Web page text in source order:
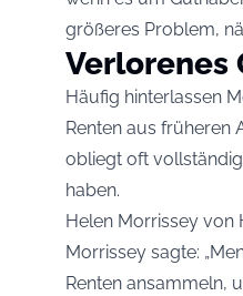
größeres Problem,
Verlorenes
Häufig hinterlassen
Renten aus früheren
obliegt oft
haben.
Helen Morrissey von
Morrissey sagte:
Renten ansammeln,